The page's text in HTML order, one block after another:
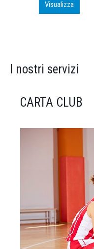
Inizia a Personalizzare
I nostri servizi
CARTA CLUB